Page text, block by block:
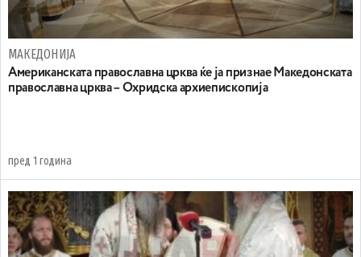
МАКЕДОНИЈА
Американската православна црква ќе ја признае Македонската
православна црква – Охридска архиепископија
пред 1 година